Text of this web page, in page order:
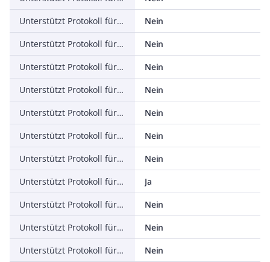
Unterstützt Protokoll für ASI
Nein
Unterstützt Protokoll für KNX
Nein
Unterstützt Protokoll für Modbus
Nein
Unterstützt Protokoll für Data-Highway
Nein
Unterstützt Protokoll für DeviceNet
Nein
Unterstützt Protokoll für SUCONET
Nein
Unterstützt Protokoll für LON
Nein
Unterstützt Protokoll für PROFINET IO
Ja
Unterstützt Protokoll für PROFINET CBA
Nein
Unterstützt Protokoll für SERCOS
Nein
Unterstützt Protokoll für Foundation Fieldbus
Nein